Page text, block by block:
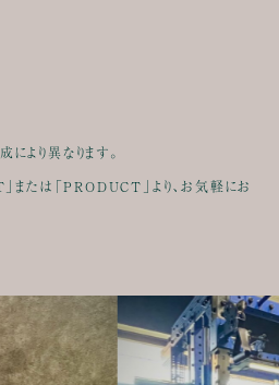
より異なります。
たは「PRODUCT」より、お気軽にお